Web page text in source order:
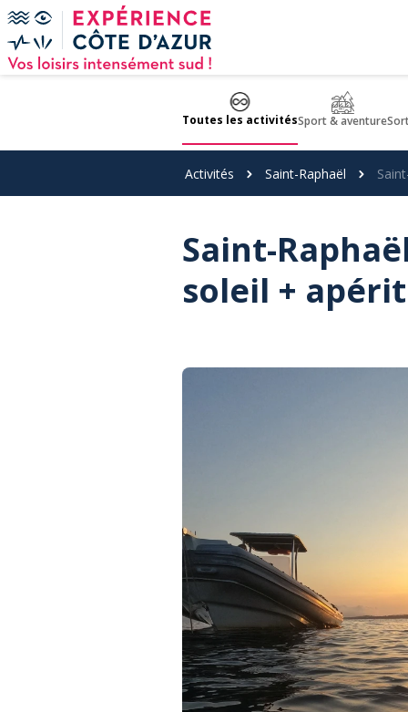
Panneau de gestion des cookies
Toutes les activitésSport & aventure
Activités Saint-Raphaël
Saint-
soleil +